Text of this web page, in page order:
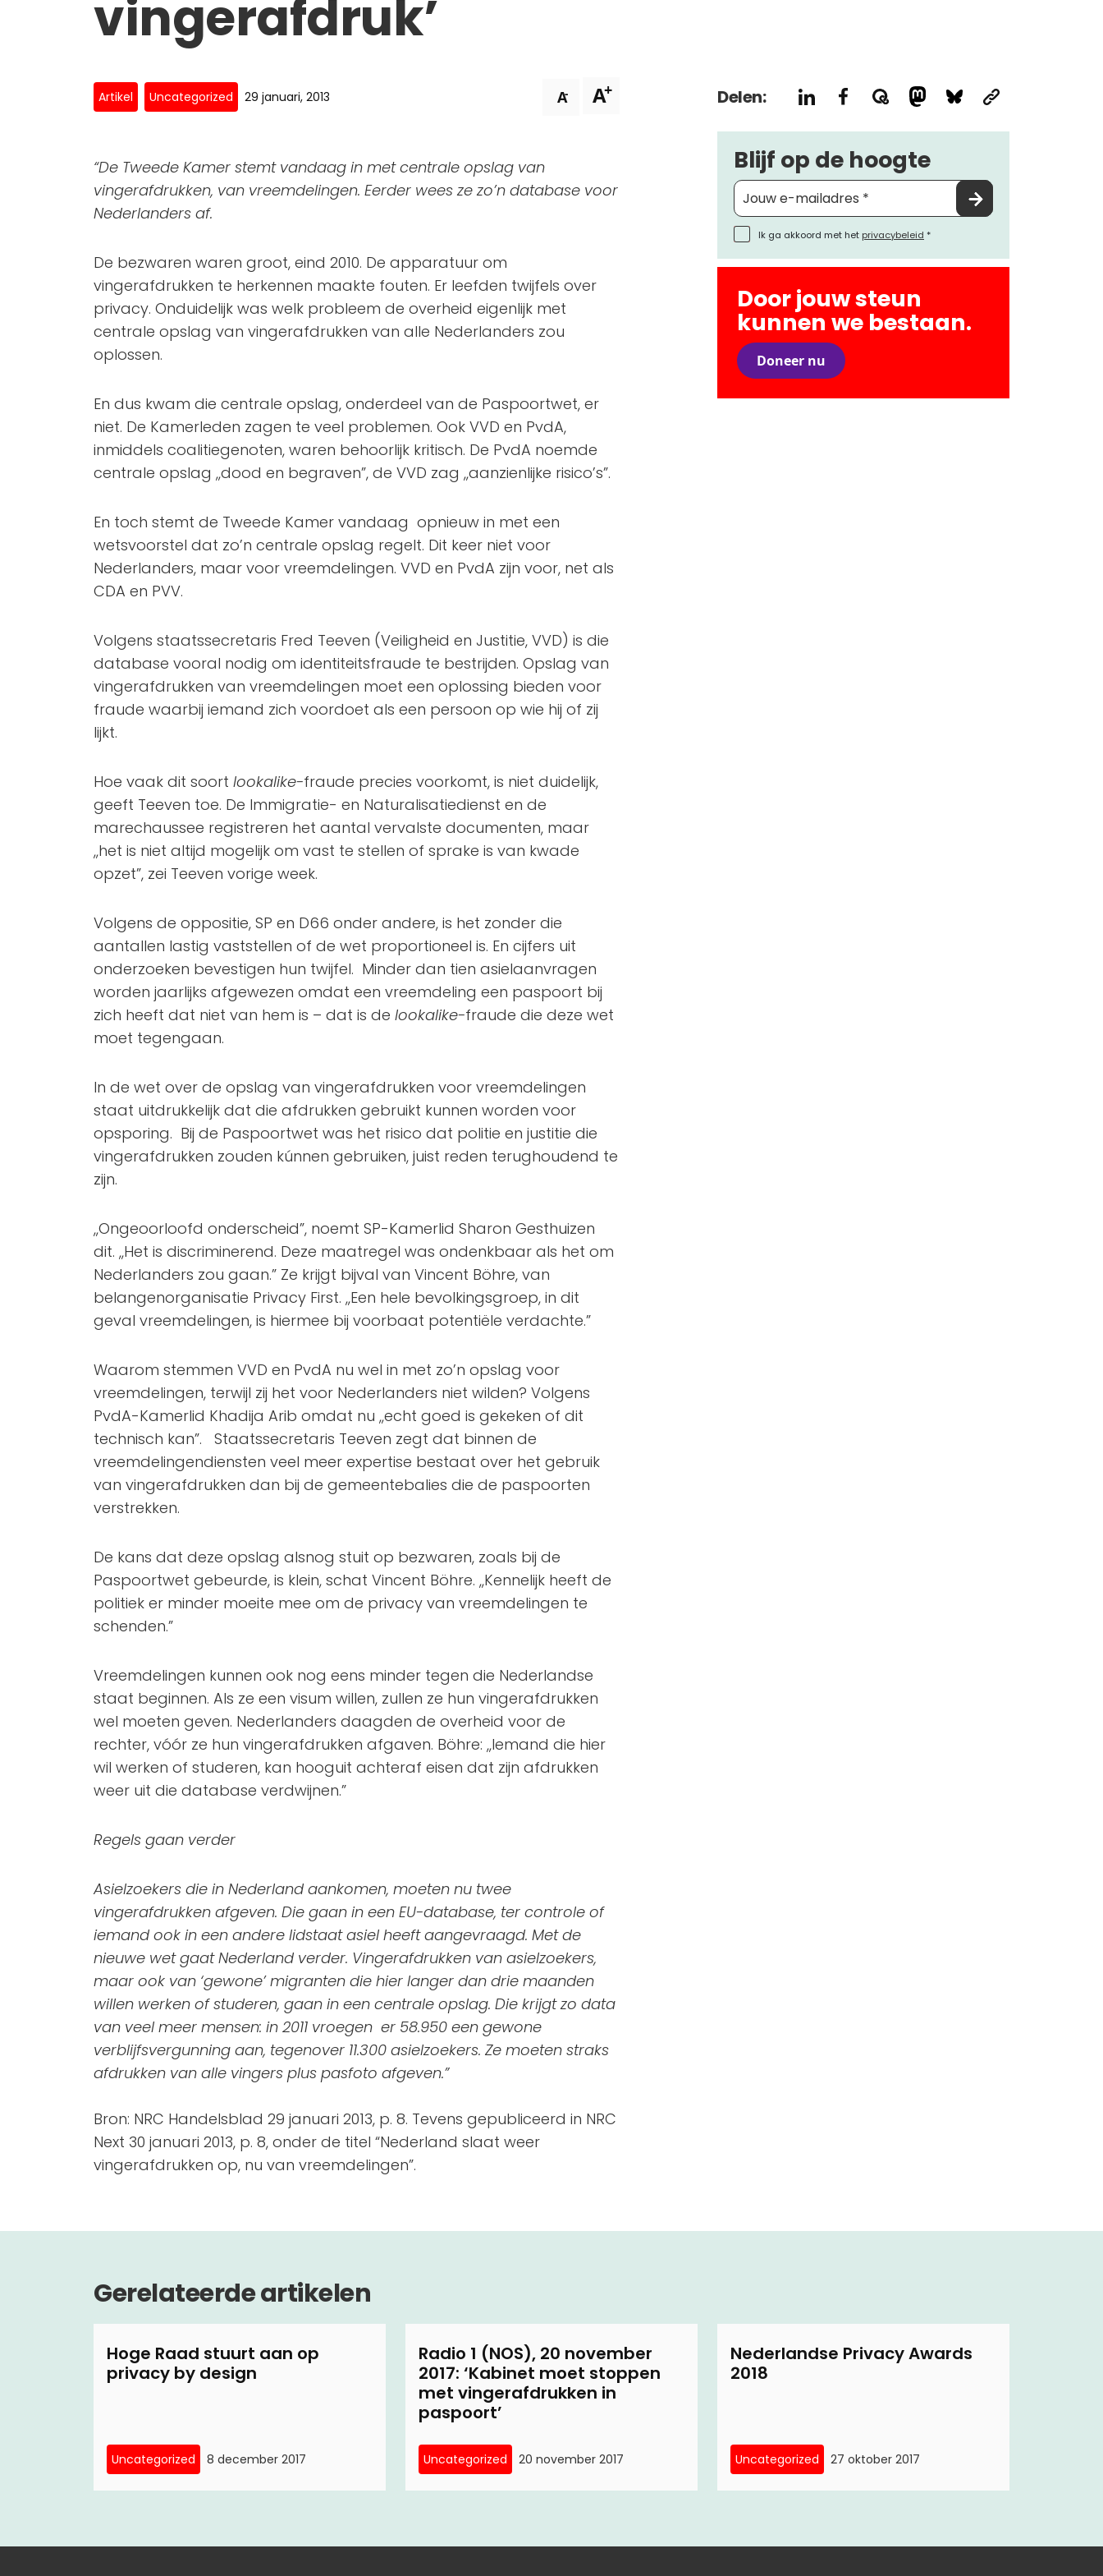
vingerafdruk’
Artikel Uncategorized 29 januari, 2013 A- A+
“De Tweede Kamer stemt vandaag in met centrale opslag van
vingerafdrukken, van vreemdelingen. Eerder wees ze zo’n database voor
Nederlanders af.
De bezwaren waren groot, eind 2010. De apparatuur om
vingerafdrukken te herkennen maakte fouten. Er leefden twijfels over
privacy. Onduidelijk was welk probleem de overheid eigenlijk met
centrale opslag van vingerafdrukken van alle Nederlanders zou
oplossen.
En dus kwam die centrale opslag, onderdeel van de Paspoortwet, er
niet. De Kamerleden zagen te veel problemen. Ook VVD en PvdA,
inmiddels coalitiegenoten, waren behoorlijk kritisch. De PvdA noemde
centrale opslag ,,dood en begraven”, de VVD zag ,,aanzienlijke risico’s”.
En toch stemt de Tweede Kamer vandaag opnieuw in met een
wetsvoorstel dat zo’n centrale opslag regelt. Dit keer niet voor
Nederlanders, maar voor vreemdelingen. VVD en PvdA zijn voor, net als
CDA en PVV.
Volgens staatssecretaris Fred Teeven (Veiligheid en Justitie, VVD) is die
database vooral nodig om identiteitsfraude te bestrijden. Opslag van
vingerafdrukken van vreemdelingen moet een oplossing bieden voor
fraude waarbij iemand zich voordoet als een persoon op wie hij of zij
lijkt.
Hoe vaak dit soort lookalike-fraude precies voorkomt, is niet duidelijk,
geeft Teeven toe. De Immigratie- en Naturalisatiedienst en de
marechaussee registreren het aantal vervalste documenten, maar
,,het is niet altijd mogelijk om vast te stellen of sprake is van kwade
opzet”, zei Teeven vorige week.
Volgens de oppositie, SP en D66 onder andere, is het zonder die
aantallen lastig vaststellen of de wet proportioneel is. En cijfers uit
onderzoeken bevestigen hun twijfel. Minder dan tien asielaanvragen
worden jaarlijks afgewezen omdat een vreemdeling een paspoort bij
zich heeft dat niet van hem is – dat is de lookalike-fraude die deze wet
moet tegengaan.
In de wet over de opslag van vingerafdrukken voor vreemdelingen
staat uitdrukkelijk dat die afdrukken gebruikt kunnen worden voor
opsporing. Bij de Paspoortwet was het risico dat politie en justitie die
vingerafdrukken zouden kúnnen gebruiken, juist reden terughoudend te
zijn.
,,Ongeoorloofd onderscheid”, noemt SP-Kamerlid Sharon Gesthuizen
dit. ,,Het is discriminerend. Deze maatregel was ondenkbaar als het om
Nederlanders zou gaan.” Ze krijgt bijval van Vincent Böhre, van
belangenorganisatie Privacy First. ,,Een hele bevolkingsgroep, in dit
geval vreemdelingen, is hiermee bij voorbaat potentiële verdachte.”
Waarom stemmen VVD en PvdA nu wel in met zo’n opslag voor
vreemdelingen, terwijl zij het voor Nederlanders niet wilden? Volgens
PvdA-Kamerlid Khadija Arib omdat nu ,,echt goed is gekeken of dit
technisch kan”. Staatssecretaris Teeven zegt dat binnen de
vreemdelingendiensten veel meer expertise bestaat over het gebruik
van vingerafdrukken dan bij de gemeentebalies die de paspoorten
verstrekken.
De kans dat deze opslag alsnog stuit op bezwaren, zoals bij de
Paspoortwet gebeurde, is klein, schat Vincent Böhre. ,,Kennelijk heeft de
politiek er minder moeite mee om de privacy van vreemdelingen te
schenden.”
Vreemdelingen kunnen ook nog eens minder tegen die Nederlandse
staat beginnen. Als ze een visum willen, zullen ze hun vingerafdrukken
wel moeten geven. Nederlanders daagden de overheid voor de
rechter, vóór ze hun vingerafdrukken afgaven. Böhre: ,,Iemand die hier
wil werken of studeren, kan hooguit achteraf eisen dat zijn afdrukken
weer uit die database verdwijnen.”
Regels gaan verder
Asielzoekers die in Nederland aankomen, moeten nu twee
vingerafdrukken afgeven. Die gaan in een EU-database, ter controle of
iemand ook in een andere lidstaat asiel heeft aangevraagd. Met de
nieuwe wet gaat Nederland verder. Vingerafdrukken van asielzoekers,
maar ook van ‘gewone’ migranten die hier langer dan drie maanden
willen werken of studeren, gaan in een centrale opslag. Die krijgt zo data
van veel meer mensen: in 2011 vroegen er 58.950 een gewone
verblijfsvergunning aan, tegenover 11.300 asielzoekers. Ze moeten straks
afdrukken van alle vingers plus pasfoto afgeven.”
Bron: NRC Handelsblad 29 januari 2013, p. 8. Tevens gepubliceerd in NRC
Next 30 januari 2013, p. 8, onder de titel “Nederland slaat weer
vingerafdrukken op, nu van vreemdelingen”.
Delen:
Blijf op de hoogte
Ik ga akkoord met het privacybeleid *
Door jouw steun
kunnen we bestaan.
Doneer nu
Gerelateerde artikelen
Hoge Raad stuurt aan op
privacy by design
Uncategorized 8 december 2017
Radio 1 (NOS), 20 november
2017: ‘Kabinet moet stoppen
met vingerafdrukken in
paspoort’
Uncategorized 20 november 2017
Nederlandse Privacy Awards
2018
Uncategorized 27 oktober 2017